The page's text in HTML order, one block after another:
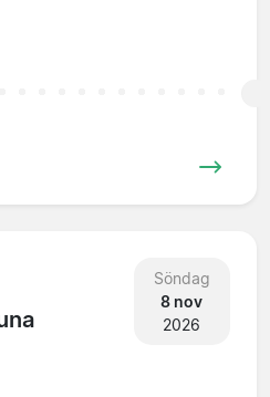
Söndag
8 nov
2026